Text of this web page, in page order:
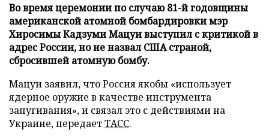
Во время церемонии по случаю 81-й годовщины
американской атомной бомбардировки мэр
Хиросимы Кадзуми Мацуи выступил с критикой в
адрес России, но не назвал США страной,
сбросившей атомную бомбу.
Мацуи заявил, что Россия якобы «использует
ядерное оружие в качестве инструмента
запугивания», и связал это с действиями на
Украине, передаетТАСС.